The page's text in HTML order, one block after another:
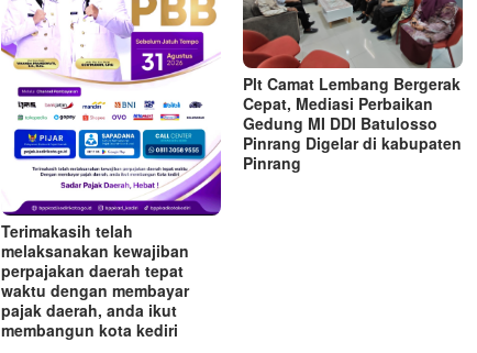
Terimakasih telah
melaksanakan kewajiban
perpajakan daerah tepat
waktu dengan membayar
pajak daerah, anda ikut
membangun kota kediri
Plt Camat Lembang Bergerak
Cepat, Mediasi Perbaikan
Gedung MI DDI Batulosso
Pinrang Digelar di kabupaten
Pinrang